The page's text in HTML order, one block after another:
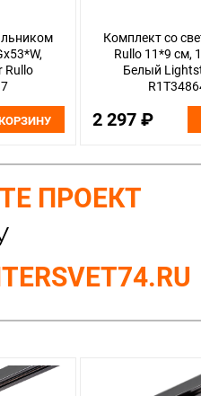
Rullo
Комплект со
Rullo 11*9 см,
Белый
2 297 ₽
ПРОЕКТ